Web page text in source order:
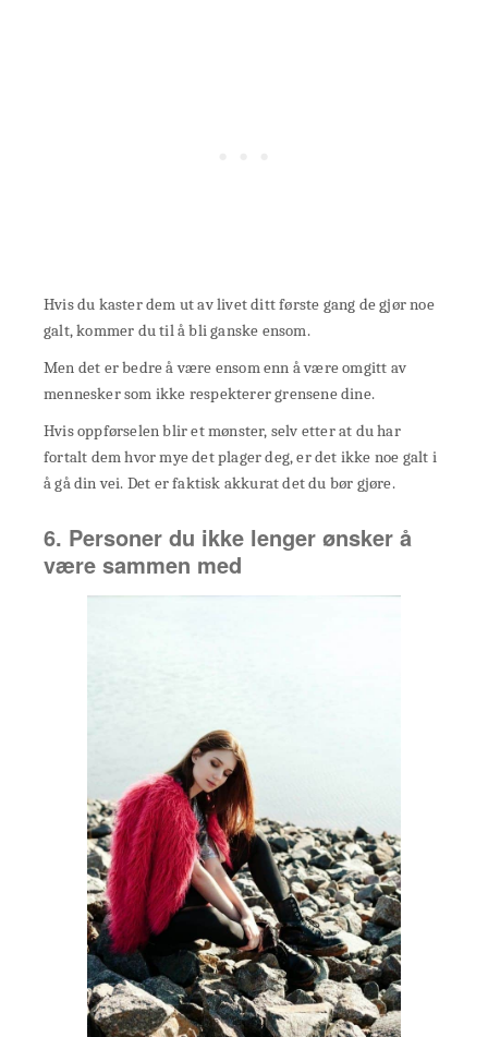
Hvis du kaster dem ut av livet ditt første gang de gjør noe
galt, kommer du til å bli ganske ensom.
Men det er bedre å være ensom enn å være omgitt av
mennesker som ikke respekterer grensene dine.
Hvis oppførselen blir et mønster, selv etter at du har
fortalt dem hvor mye det plager deg, er det ikke noe galt i
å gå din vei. Det er faktisk akkurat det du bør gjøre.
6. Personer du ikke lenger ønsker å
være sammen med